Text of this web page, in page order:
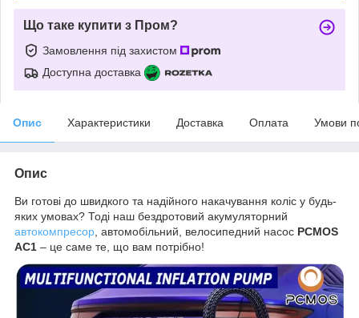
Що таке купити з Пром?
Замовлення під захистом
Доступна доставка
Опис Характеристики Доставка Оплата Умови
Опис
Ви готові до швидкого та надійного накачування коліс у будь-
яких умовах? Тоді наш бездротовий акумуляторний
автокомпресор , автомобільний, велосипедний насос PCMOS
AC1 – це саме те, що вам потрібно!